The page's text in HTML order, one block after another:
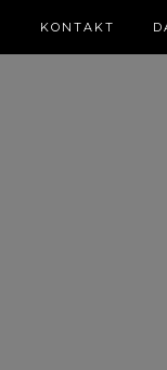
KONTAKT